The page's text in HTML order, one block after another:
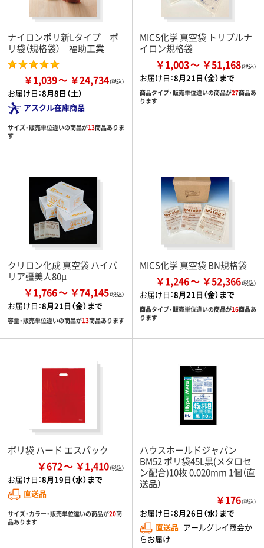
ナイロンポリ新Lタイプ ポ
リ袋（規格袋） 福助工業
￥1,039 ￥24,734
お届け日：8月8日（土）
アスクル在庫商品
サイズ・販売単位違いの商品が13商品ありま
す
MICS化学 真空袋 トリプルナ
イロン規格袋
￥1,003 ￥51,168
お届け日：8月21日（金）まで
商品タイプ・販売単位違いの商品が27商品あ
ります
クリロン化成 真空袋 ハイバ
リア彊美人80μ
￥1,766 ￥74,145
お届け日：8月21日（金）まで
容量・販売単位違いの商品が13商品あります
MICS化学 真空袋 BN規格袋
￥1,246 ￥52,366
お届け日：8月21日（金）まで
商品タイプ・販売単位違いの商品が16商品あ
ります
ポリ袋 ハード エスパック
￥672 ￥1,410
お届け日：8月19日（水）まで
直送品
サイズ・カラー・販売単位違いの商品が20商
品あります
ハウスホールドジャパン
BM52 ポリ袋45L黒(メタロセ
ン配合)10枚 0.020mm 1個（直
送品）
￥176（税込）
お届け日：8月26日（水）まで
直送品 アールグレイ商会か
らお届け